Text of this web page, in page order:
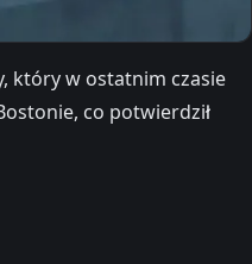
który w ostatnim czasie
co potwierdził